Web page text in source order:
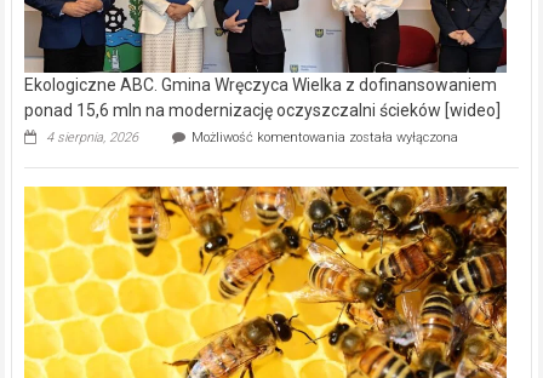
Ekologiczne ABC. Gmina Wręczyca Wielka z dofinansowaniem
ponad 15,6 mln na modernizację oczyszczalni ścieków [wideo]
4 sierpnia, 2026 Możliwość komentowania Ekologiczne
Wręczyca
Wielka
z
dofinansowaniem
ponad
15,6
mln
na
modernizację
oczyszczalni
została wyłączona